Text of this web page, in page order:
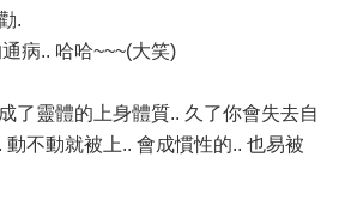
.
病.. 哈哈~~~(大笑)
了靈體的上身體質.. 久了你會失去自
不動就被上.. 會成慣性的.. 也易被